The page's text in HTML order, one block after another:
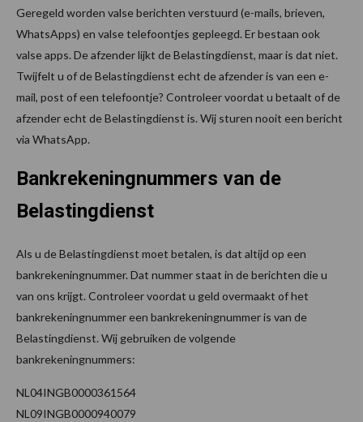
Geregeld worden valse berichten verstuurd (e-mails, brieven,
WhatsApps) en valse telefoontjes gepleegd. Er bestaan ook
valse apps. De afzender lijkt de Belastingdienst, maar is dat niet.
Twijfelt u of de Belastingdienst echt de afzender is van een e-
mail, post of een telefoontje? Controleer voordat u betaalt of de
afzender echt de Belastingdienst is. Wij sturen nooit een bericht
via WhatsApp.
Bankrekeningnummers van de
Belastingdienst
Als u de Belastingdienst moet betalen, is dat altijd op een
bankrekeningnummer. Dat nummer staat in de berichten die u
van ons krijgt. Controleer voordat u geld overmaakt of het
bankrekeningnummer een bankrekeningnummer is van de
Belastingdienst. Wij gebruiken de volgende
bankrekeningnummers:
NL04INGB0000361564
NL09INGB0000940079